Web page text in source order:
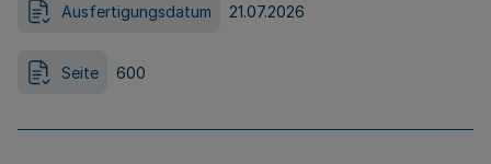
Ausfertigungsdatum 21.07.2026
Seite 600